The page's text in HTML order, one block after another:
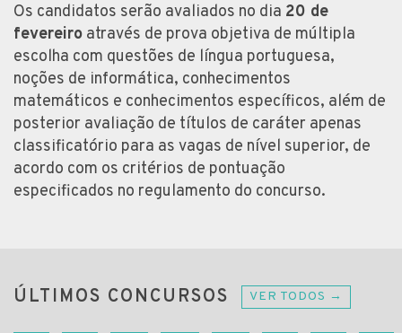
Os candidatos serão avaliados no dia 20 de
fevereiro através de prova objetiva de múltipla
escolha com questões de língua portuguesa,
noções de informática, conhecimentos
matemáticos e conhecimentos específicos, além de
posterior avaliação de títulos de caráter apenas
classificatório para as vagas de nível superior, de
acordo com os critérios de pontuação
especificados no regulamento do concurso.
ÚLTIMOS CONCURSOS VER TODOS →